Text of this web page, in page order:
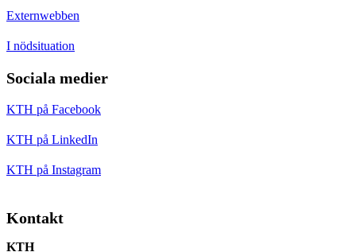
Externwebben
I nödsituation
Sociala medier
KTH på Facebook
KTH på LinkedIn
KTH på Instagram
Kontakt
KTH